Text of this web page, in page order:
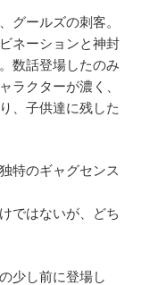
グールズの刺客。
ネーションと神封
数話登場したのみ
ラクターが濃く、
、子供達に残した
特のギャグセンス
ではないが、どち
少し前に登場し